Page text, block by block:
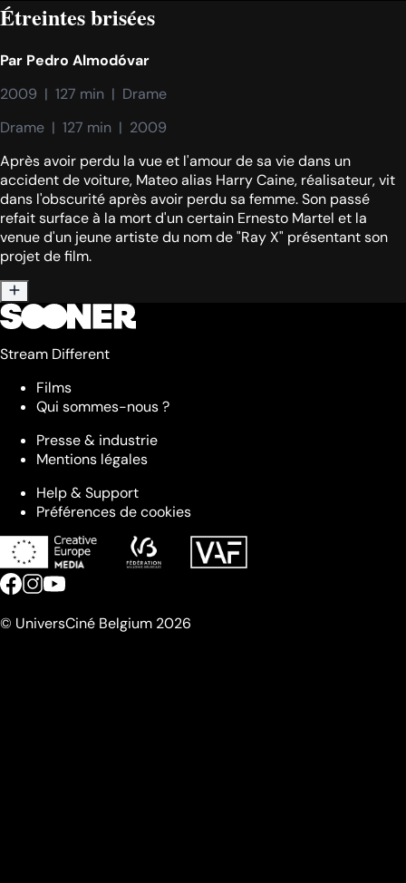
Étreintes brisées
Par Pedro Almodóvar
2009  |  127 min  |  Drame
Drame  |  127 min  |  2009
Après avoir perdu la vue et l'amour de sa vie dans un
accident de voiture, Mateo alias Harry Caine, réalisateur, vit
dans l'obscurité après avoir perdu sa femme. Son passé
refait surface à la mort d'un certain Ernesto Martel et la
venue d'un jeune artiste du nom de "Ray X" présentant son
projet de film.
Stream Different
Films
Qui sommes-nous ?
Presse & industrie
Mentions légales
Help & Support
Préférences de cookies
© UniversCiné Belgium 2026